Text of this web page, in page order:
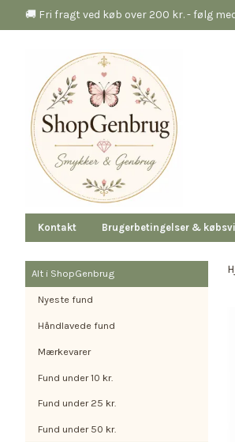
🚚 Fri fragt ved køb over 200 kr. - følg
Kontakt Brugerbetingelser &
Alt i ShopGenbrug
Nyeste fund
Håndlavede fund
Mærkevarer
Fund under 10 kr.
Fund under 25 kr.
Fund under 50 kr.